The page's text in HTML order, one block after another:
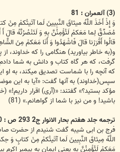
(3) آل‏عمران : 81
وَ إِذْ أَخَذَ اللَّهُ میثاقَ النَّبِیینَ لَما آتَیتُکمْ
مُصَدِّقٌ لِما مَعَکمْ لَتُؤْمِنُنَّ بِهِ وَ لَتَنْصُرُنَّهُ قالَ
قالُوا أَقْرَرْنا قالَ فَاشْهَدُوا وَ أَنَا مَعَکمْ مِنَ
و(به خاطر بیاورید) هنگامی را که خداوند، از
گرفت، که هر گاه کتاب و دانش به شما
که آنچه را با شماست تصدیق می‏کند، به او
سپس(خداوند) به آنها گفت: «آیا به این
مؤکد بستید؟» گفتند: «(آری) اقرار داریم!»
باشید! و من نیز با شما از گواهانم.» (81)
ترجمه جلد هفتم بحار الانوار ج‏2 293 ص : 260
فرج بن ابى شیبه گفت شنیدم از حضرت
اللَّهُ مِیثاقَ النَّبِیینَ لَما آتَیتُکمْ مِنْ کتابٍ
مَعَکمْ لَتُؤْمِنُنَّ بِهِ یعنی ایمان به پیمبر اکرم